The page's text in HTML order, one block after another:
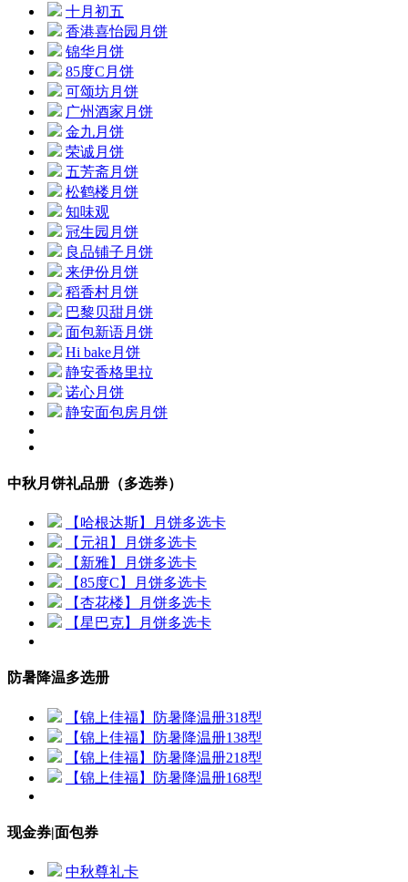
十月初五
香港喜怡园月饼
锦华月饼
85度C月饼
可颂坊月饼
广州酒家月饼
金九月饼
荣诚月饼
五芳斋月饼
松鹤楼月饼
知味观
冠生园月饼
良品铺子月饼
来伊份月饼
稻香村月饼
巴黎贝甜月饼
面包新语月饼
Hi bake月饼
静安香格里拉
诺心月饼
静安面包房月饼
中秋月饼礼品册（多选券）
【哈根达斯】月饼多选卡
【元祖】月饼多选卡
【新雅】月饼多选卡
【85度C】月饼多选卡
【杏花楼】月饼多选卡
【星巴克】月饼多选卡
防暑降温多选册
【锦上佳福】防暑降温册318型
【锦上佳福】防暑降温册138型
【锦上佳福】防暑降温册218型
【锦上佳福】防暑降温册168型
现金券|面包券
中秋尊礼卡